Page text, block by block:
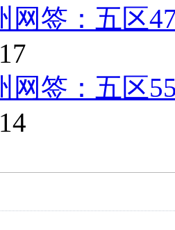
网签：五区
网签：五区